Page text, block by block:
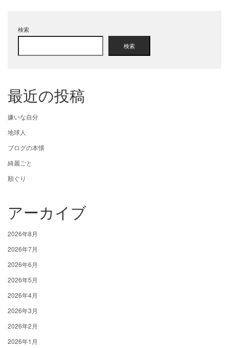
検索
検索
最近の投稿
嫌いな自分
地球人
ブログの本懐
綺麗ごと
順ぐり
アーカイブ
2026年8月
2026年7月
2026年6月
2026年5月
2026年4月
2026年3月
2026年2月
2026年1月